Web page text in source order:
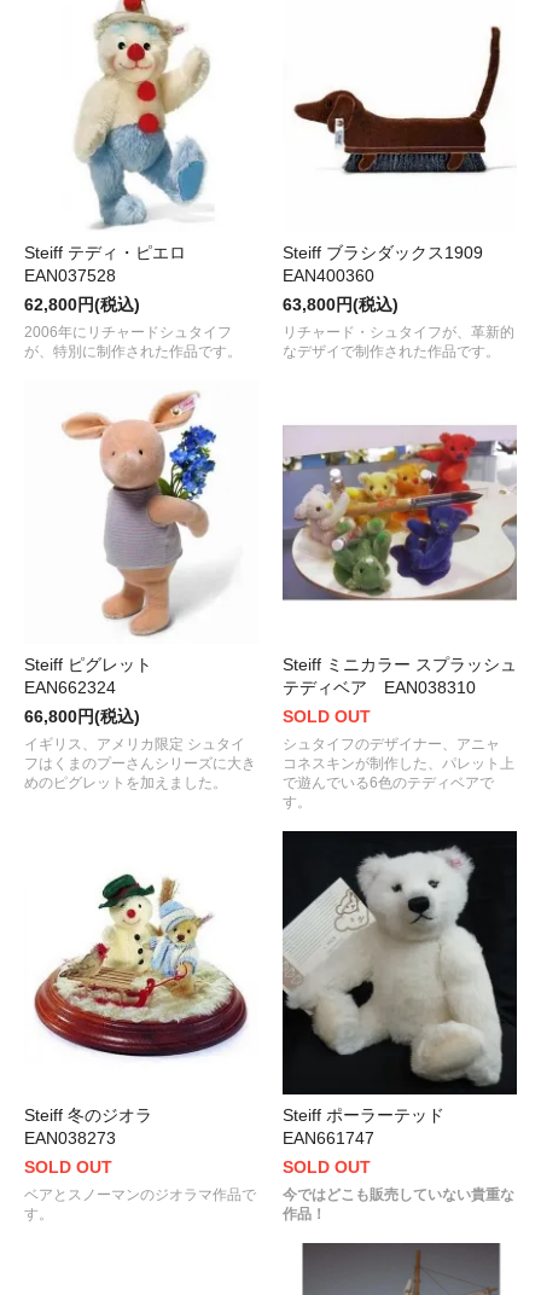
Steiff テディ・ピエロ
EAN037528
62,800円(税込)
2006年にリチャードシュタイフ
が、特別に制作された作品です。
Steiff ブラシダックス1909
EAN400360
63,800円(税込)
リチャード・シュタイフが、革新的
なデザイで制作された作品です。
Steiff ピグレット
EAN662324
66,800円(税込)
イギリス、アメリカ限定 シュタイ
フはくまのプーさんシリーズに大き
めのピグレットを加えました。
Steiff ミニカラー スプラッシュ
テディベア EAN038310
SOLD OUT
シュタイフのデザイナー、アニャ
コネスキンが制作した、パレット上
で遊んでいる6色のテディベアで
す。
Steiff 冬のジオラ
EAN038273
SOLD OUT
ベアとスノーマンのジオラマ作品で
す。
Steiff ポーラーテッド
EAN661747
SOLD OUT
今ではどこも販売していない貴重な
作品！